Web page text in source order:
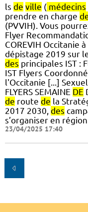
ls de ville ( médecins
prendre en charge
(PVVIH). Vous
Flyer
COREVIH Occitanie
dépistage 2019 sur
des principales IST :
IST Flyers
l'Occitanie [...]
FLYERS SEMAINE DE
de route de la
2017 2030, des
s’organiser en région
23/04/2025 17:40